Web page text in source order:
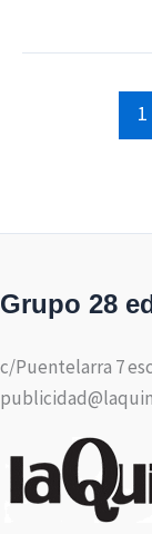
1
Grupo 28
c/Puentelarra 7